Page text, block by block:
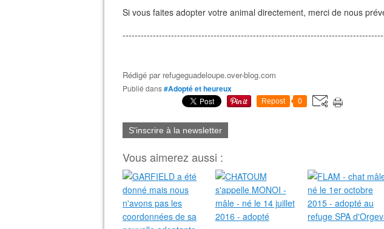
Si vous faites adopter votre animal directement, merci de nous
Rédigé par refugeguadeloupe.over-blog.com
Publié dans#Adopté et heureux
Repost 0
S'inscrire à la newsletter
Vous aimerez aussi :